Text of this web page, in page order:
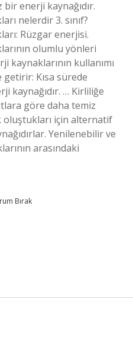
enerji kaynağıdır.
nelerdir 3. sınıf?
Rüzgar enerjisi.
olumlu yönleri
kaynaklarının kullanımı
Kısa sürede
kaynağıdır. … Kirliliğe
göre daha temiz
oluştukları için alternatif
Yenilenebilir ve
arasındaki
Bırak